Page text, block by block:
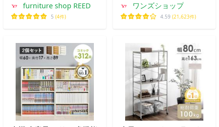
furniture shop REED
5 (4件)
ワンズショップ
4.59 (21,623件)